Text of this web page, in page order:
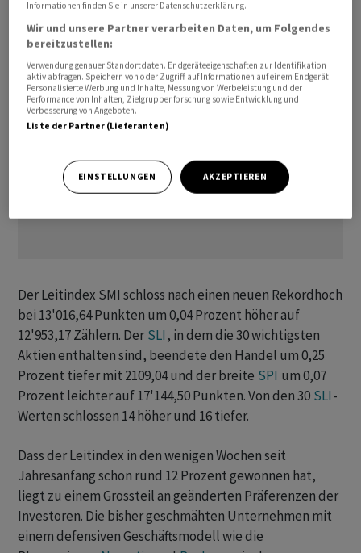
auch der
Goldpreis , der von Rekord zu Rekord eilt.
Der Leitindex SMI schloss nach einen neuen Rekordhoch
bei 13'016,64 Punkten um 0,04 Prozent höher auf
12'953,17 Zählern. Der SLI, in dem die 30 wichtigsten
Aktien enthalten sind, beendete den Handel um 0,25
Prozent tiefer mit 2109,04 und der breite SPI um 0,07
Prozent leichter auf 17'144,50 Punkten. Von den 30 SLI-
Werten schlossen 14 höher und 16 tiefer.
Dass der Leitindex in den wenigen Wochen seit
Jahresanfang schon rund 12 Prozent gewonnen hat,
liegt zu einem Grossteil an geänderten Präferenzen der
Investoren. Die bisher geschmähten Unternehmen mit
einem defensiven Geschäftsmodell wie die
Informationen finden Sie in unserer Datenschutzerklärung.
Wir und unsere Partner verarbeiten Daten, um Folgendes
bereitzustellen:
Verwendung genauer Standortdaten. Endgeräteeigenschaften zur Identifikation
aktiv abfragen. Speichern von oder Zugriff auf Informationen auf einem Endgerät.
Personalisierte Werbung und Inhalte, Messung von Werbeleistung und der
Performance von Inhalten, Zielgruppenforschung sowie Entwicklung und
Verbesserung von Angeboten.
Liste der Partner (Lieferanten)
EINSTELLUNGEN AKZEPTIEREN